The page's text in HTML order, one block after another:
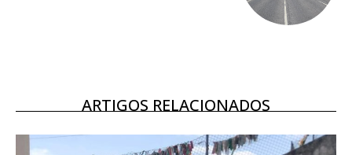
12 meses
ARTIGOS RELACIONADOS